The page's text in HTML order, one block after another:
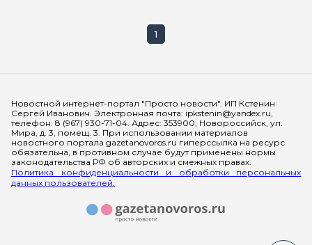
1
Новостной интернет-портал "Просто новости". ИП Кстенин
Сергей Иванович. Электронная почта: ipkstenin@yandex.ru,
телефон: 8 (967) 930-71-04. Адрес: 353900, Новороссийск, ул.
Мира, д. 3, помещ. 3. При использовании материалов
новостного портала gazetanovoros.ru гиперссылка на ресурс
обязательна, в противном случае будут применены нормы
законодательства РФ об авторских и смежных правах.
Политика конфиденциальности и обработки персональных
данных пользователей.